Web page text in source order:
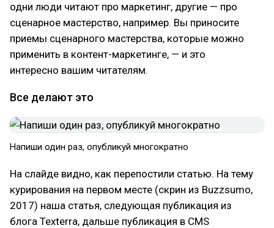
одни люди читают про маркетинг, другие — про
сценарное мастерство, например. Вы приносите
приемы сценарного мастерства, которые можно
применить в контент-маркетинге, — и это
интересно вашим читателям.
Все делают это
Напиши один раз, опубликуй многократно
На слайде видно, как перепостили статью. На тему
курирования на первом месте (скрин из Buzzsumo,
2017) наша статья, следующая публикация из
блога Texterra, дальше публикация в CMS